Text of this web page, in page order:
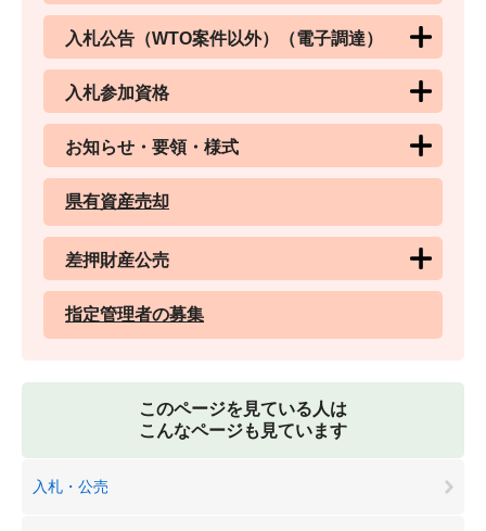
入札公告（WTO案件以外）（電子調達）
入札参加資格
お知らせ・要領・様式
県有資産売却
差押財産公売
指定管理者の募集
このページを見ている人は
こんなページも見ています
入札・公売